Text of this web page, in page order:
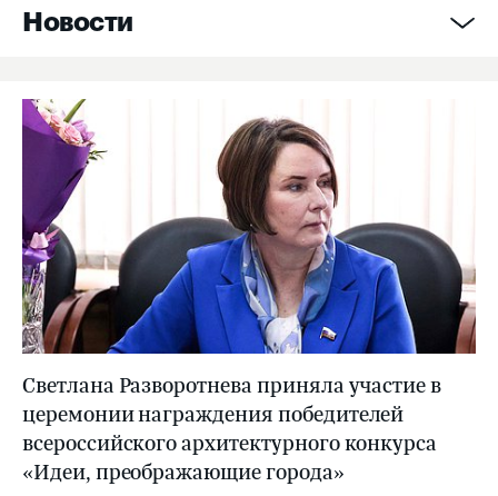
Новости
Светлана Разворотнева приняла участие в
церемонии награждения победителей
всероссийского архитектурного конкурса
«Идеи, преображающие города»